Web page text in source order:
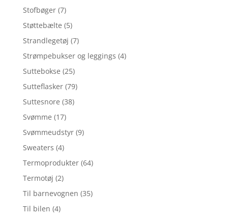
Stofbøger (7)
Støttebælte (5)
Strandlegetøj (7)
Strømpebukser og leggings (4)
Suttebokse (25)
Sutteflasker (79)
Suttesnore (38)
Svømme (17)
Svømmeudstyr (9)
Sweaters (4)
Termoprodukter (64)
Termotøj (2)
Til barnevognen (35)
Til bilen (4)